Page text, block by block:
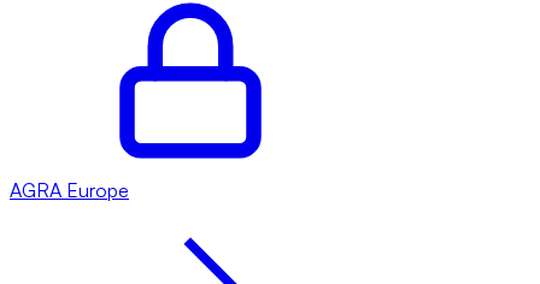
AGRA Europe